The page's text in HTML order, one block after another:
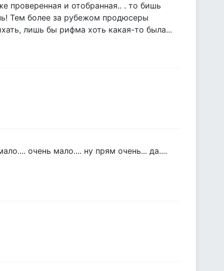
проверенная и отобранная.. . то бишь
Тем более за рубежом продюсеры
лишь бы рифма хоть какая-то была...
очень мало.... ну прям очень... да....